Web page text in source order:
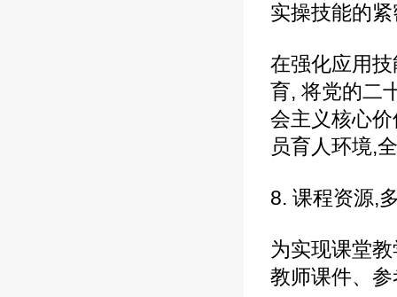
实操技能的
在强化应用
育, 将党的二
会主义核心
员育人环境,
8. 课程资源,
为实现课堂
教师课件、